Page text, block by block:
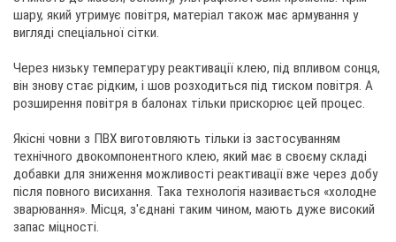
шару, який утримує повітря, матеріал також має армування у
вигляді спеціальної сітки.
Через низьку температуру реактивації клею, під впливом сонця,
він знову стає рідким, і шов розходиться під тиском повітря. А
розширення повітря в балонах тільки прискорює цей процес.
Якісні човни з ПВХ виготовляють тільки із застосуванням
технічного двокомпонентного клею, який має в своєму складі
добавки для зниження можливості реактивації вже через добу
після повного висихання. Така технологія називається «холодне
зварювання». Місця, з'єднані таким чином, мають дуже високий
запас міцності.